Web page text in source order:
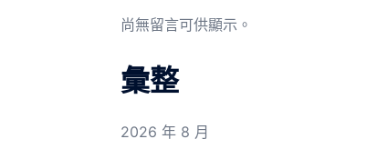
尚無留言可供顯示。
彙整
2026 年 8 月